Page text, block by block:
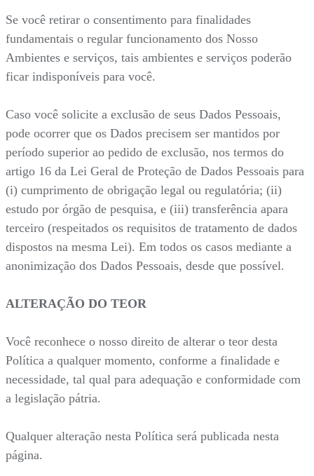
Se você retirar o consentimento para finalidades
fundamentais o regular funcionamento dos Nosso
Ambientes e serviços, tais ambientes e serviços poderão
ficar indisponíveis para você.
Caso você solicite a exclusão de seus Dados Pessoais,
pode ocorrer que os Dados precisem ser mantidos por
período superior ao pedido de exclusão, nos termos do
artigo 16 da Lei Geral de Proteção de Dados Pessoais para
(i) cumprimento de obrigação legal ou regulatória; (ii)
estudo por órgão de pesquisa, e (iii) transferência apara
terceiro (respeitados os requisitos de tratamento de dados
dispostos na mesma Lei). Em todos os casos mediante a
anonimização dos Dados Pessoais, desde que possível.
ALTERAÇÃO DO TEOR
Você reconhece o nosso direito de alterar o teor desta
Política a qualquer momento, conforme a finalidade e
necessidade, tal qual para adequação e conformidade com
a legislação pátria.
Qualquer alteração nesta Política será publicada nesta
página.